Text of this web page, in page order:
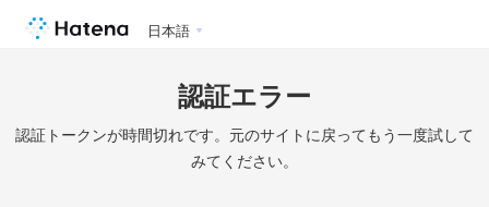
日本語
認証エラー
認証トークンが時間切れです。元のサイトに戻ってもう一度試して
みてください。